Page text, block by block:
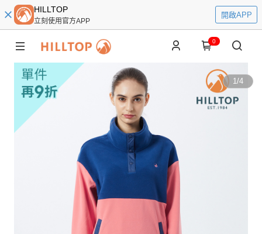
HILLTOP
立刻使用官方APP
開啟APP
0
1/4